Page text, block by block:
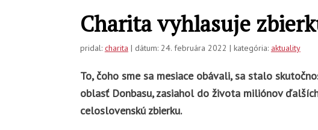
Charita vyhlasuje
pridal: charita | dátum: 24. februára 2022 | kategória: aktuality
To, čoho sme sa mesiace obávali, sa stalo
oblasť Donbasu, zasiahol do života miliónov
celoslovenskú zbierku.